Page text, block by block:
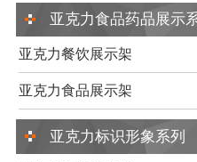
亚克力食品药品展示
亚克力餐饮展示架
亚克力食品展示架
亚克力标识形象系列